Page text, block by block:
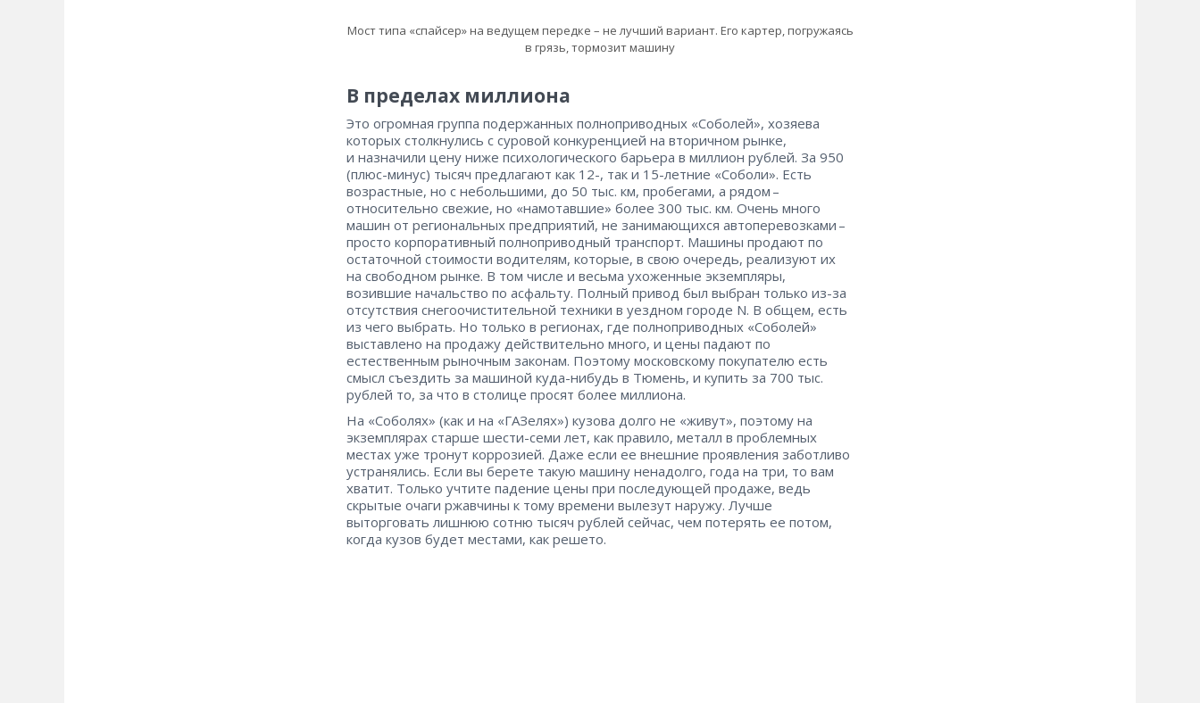
Мост типа «спайсер» на ведущем передке – не лучший вариант. Его картер, погружаясь
в грязь, тормозит машину
В пределах миллиона
Это огромная группа подержанных полноприводных «Соболей», хозяева
которых столкнулись с суровой конкуренцией на вторичном рынке,
и назначили цену ниже психологического барьера в миллион рублей. За 950
(плюс-минус) тысяч предлагают как 12-, так и 15-летние «Соболи». Есть
возрастные, но с небольшими, до 50 тыс. км, пробегами, а рядом – ​
относительно свежие, но «намотавшие» более 300 тыс. км. Очень много
машин от региональных предприятий, не занимающихся автоперевозками – ​
просто корпоративный полноприводный транспорт. Машины продают по
остаточной стоимости водителям, которые, в свою очередь, реализуют их
на свободном рынке. В том числе и весьма ухоженные экземпляры,
возившие начальство по асфальту. Полный привод был выбран только из-за
отсутствия снегоочистительной техники в уездном городе N. В общем, есть
из чего выбрать. Но только в регионах, где полноприводных «Соболей»
выставлено на продажу действительно много, и цены падают по
естественным рыночным законам. Поэтому московскому покупателю есть
смысл съездить за машиной куда-нибудь в Тюмень, и купить за 700 тыс.
рублей то, за что в столице просят более миллиона.
На «Соболях» (как и на «ГАЗелях») кузова долго не «живут», поэтому на
экземплярах старше шести-семи лет, как правило, металл в проблемных
местах уже тронут коррозией. Даже если ее внешние проявления заботливо
устранялись. Если вы берете такую машину ненадолго, года на три, то вам
хватит. Только учтите падение цены при последующей продаже, ведь
скрытые очаги ржавчины к тому времени вылезут наружу. Лучше
выторговать лишнюю сотню тысяч рублей сейчас, чем потерять ее потом,
когда кузов будет местами, как решето.